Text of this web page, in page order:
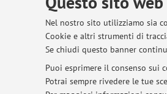
Nel nostro sito utilizziamo sia
Cookie e altri strumenti di
Se chiudi questo banner
Puoi esprimere il consenso sui
Potrai sempre rivedere le tue